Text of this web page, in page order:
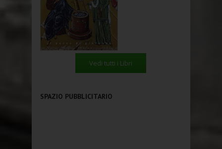
Vedi tutti i Libri
SPAZIO PUBBLICITARIO